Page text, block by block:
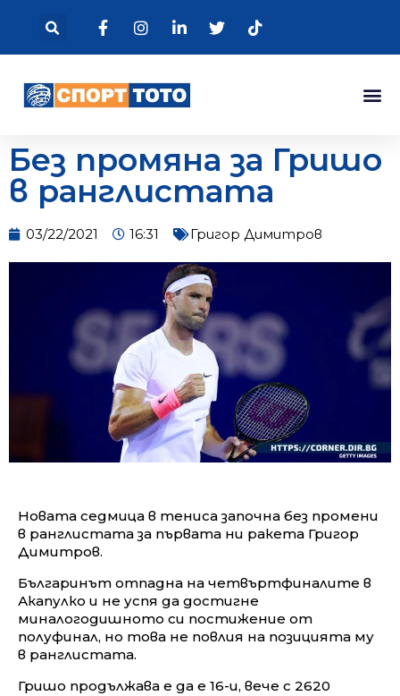
Без промяна за Гришо
в ранглистата
03/22/2021 16:31 Григор Димитров
Новата седмица в тениса започна без промени
в ранглистата за първата ни ракета Григор
Димитров.
Българинът отпадна на четвъртфиналите в
Акапулко и не успя да достигне
миналогодишното си постижение от
полуфинал, но това не повлия на позицията му
в ранглистата.
Гришо продължава е да е 16-и, вече с 2620